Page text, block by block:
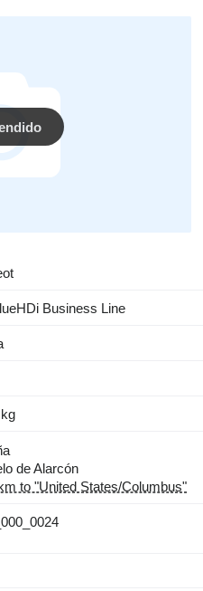
Business Line
de Alarcón
to "United States/Columbus"